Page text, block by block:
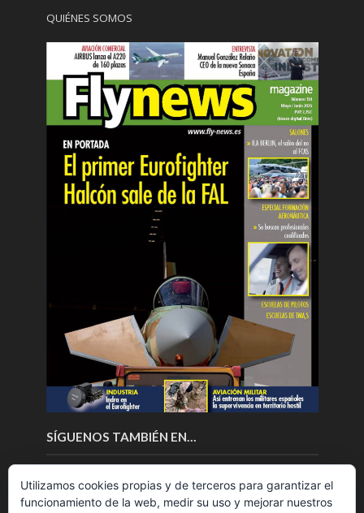
QUIÉNES SOMOS
SÍGUENOS TAMBIÉN EN…
Utilizamos cookies propias y de terceros para garantizar el
funcionamiento de la web, medir su uso y mejorar nuestros